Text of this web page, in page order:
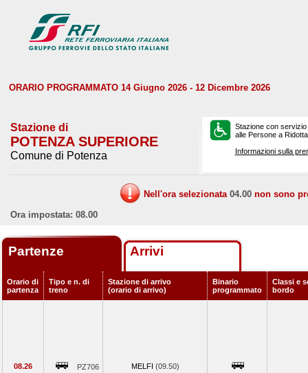
ORARIO PROGRAMMATO 14 Giugno 2026 - 12 Dicembre 2026
Stazione di
POTENZA SUPERIORE
Comune di Potenza
Stazione con
alle Persone a
Informazioni sulla
Nell'ora selezionata 04.00 non sono
Ora impostata: 08.00
Partenze Arrivi
Orario di
partenza
Tipo e n. di
treno
Stazione di arrivo
(orario di arrivo)
Binario
programmato
Classi e
bordo
08.26 PZ706 MELFI (09.50)